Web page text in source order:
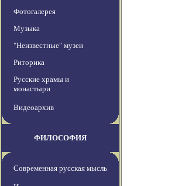
Фотогалерея
Музыка
"Неизвестные" музеи
Риторика
Русские храмы и
монастыри
Видеоархив
ФИЛОСОФИЯ
Современная русская мысль